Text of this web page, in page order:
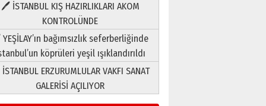
🖊 İSTANBUL KIŞ HAZIRLIKLARI AKOM
KONTROLÜNDE
bağımsızlık seferberliğinde
köprüleri yeşil ışıklandırıldı
ERZURUMLULAR VAKFI SANAT
GALERİSİ AÇILIYOR
Yıldırım Gündoğdu
HAVVA’NIN ÜÇ KIZI
09 Temmuz 2026 Perşembe
Yusuf POLAT
Şampiyonluk Sebahattin
Şirin’e yazar